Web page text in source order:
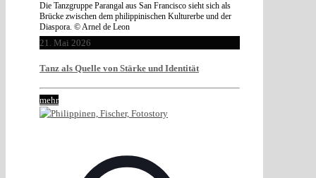
Die Tanzgruppe Parangal aus San Francisco sieht sich als
Brücke zwischen dem philippinischen Kulturerbe und der
Diaspora. © Arnel de Leon
21. Mai 2026
Tanz als Quelle von Stärke und Identität
mehr